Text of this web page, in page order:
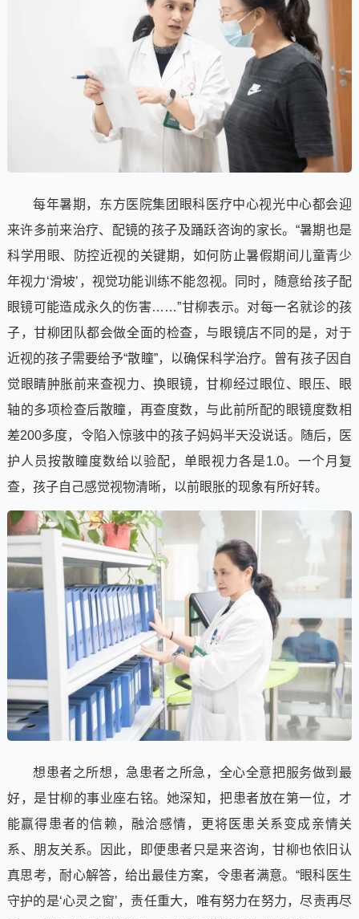
每年暑期，东方医院集团眼科医疗中心视光中心都会迎
来许多前来治疗、配镜的孩子及踊跃咨询的家长。“暑期也是
科学用眼、防控近视的关键期，如何防止暑假期间儿童青少
年视力‘滑坡’，视觉功能训练不能忽视。同时，随意给孩子配
眼镜可能造成永久的伤害……”甘柳表示。对每一名就诊的孩
子，甘柳团队都会做全面的检查，与眼镜店不同的是，对于
近视的孩子需要给予“散瞳”，以确保科学治疗。曾有孩子因自
觉眼睛肿胀前来查视力、换眼镜，甘柳经过眼位、眼压、眼
轴的多项检查后散瞳，再查度数，与此前所配的眼镜度数相
差200多度，令陷入惊骇中的孩子妈妈半天没说话。随后，医
护人员按散瞳度数给以验配，单眼视力各是1.0。一个月复
查，孩子自己感觉视物清晰，以前眼胀的现象有所好转。
想患者之所想，急患者之所急，全心全意把服务做到最
好，是甘柳的事业座右铭。她深知，把患者放在第一位，才
能赢得患者的信赖，融洽感情，更将医患关系变成亲情关
系、朋友关系。因此，即便患者只是来咨询，甘柳也依旧认
真思考，耐心解答，给出最佳方案，令患者满意。“眼科医生
守护的是‘心灵之窗’，责任重大，唯有努力在努力，尽责再尽